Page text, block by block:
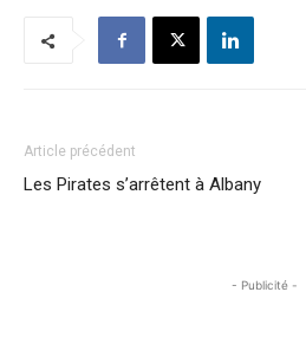
Article précédent
Les Pirates s’arrêtent à Albany
- Publicité -